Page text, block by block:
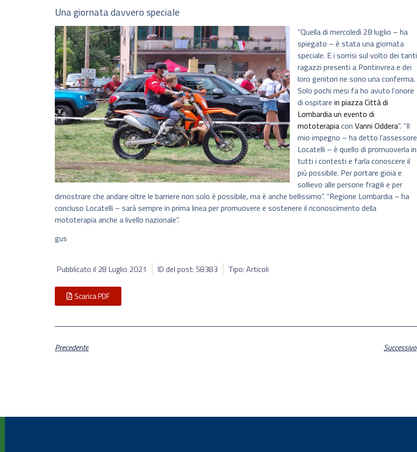
Una giornata davvero speciale
“Quella di mercoledì 28 luglio – ha
spiegato – è stata una giornata
speciale. E i sorrisi sul volto dei tanti
ragazzi presenti a Pontinvrea e dei
loro genitori ne sono una conferma.
Solo pochi mesi fa ho avuto l’onore
di ospitare in piazza Città di
Lombardia un evento di
mototerapiacon Vanni Oddera“. “Il
mio impegno – ha detto l’assessore
Locatelli – è quello di promuoverla in
tutti i contesti e farla conoscere il
più possibile. Per portare gioia e
sollievo alle persone fragili e per
dimostrare che andare oltre le barriere non solo è possibile, ma è anche bellissimo”. “Regione Lombardia – ha
concluso Locatelli – sarà sempre in prima linea per promuovere e sostenere il riconoscimento della
mototerapia anche a livello nazionale”.
gus
Pubblicato il 28 Luglio 2021 ID del post: 58383 Tipo: Articoli
Scarica PDF
Precedente Successivo